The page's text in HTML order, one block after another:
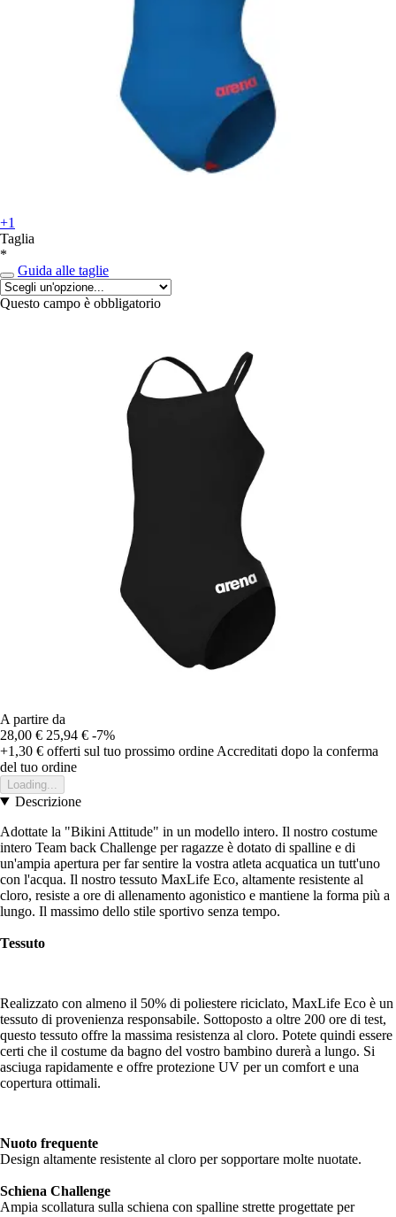
+1
Taglia
*
Guida alle taglie
Questo campo è obbligatorio
A partire da
28,00 € 25,94 € -7%
+1,30 € offerti sul tuo prossimo ordine Accreditati dopo la conferma
del tuo ordine
Loading...
Descrizione
Adottate la "Bikini Attitude" in un modello intero. Il nostro costume
intero Team back Challenge per ragazze è dotato di spalline e di
un'ampia apertura per far sentire la vostra atleta acquatica un tutt'uno
con l'acqua. Il nostro tessuto MaxLife Eco, altamente resistente al
cloro, resiste a ore di allenamento agonistico e mantiene la forma più a
lungo. Il massimo dello stile sportivo senza tempo.
Tessuto
Realizzato con almeno il 50% di poliestere riciclato, MaxLife Eco è un
tessuto di provenienza responsabile. Sottoposto a oltre 200 ore di test,
questo tessuto offre la massima resistenza al cloro. Potete quindi essere
certi che il costume da bagno del vostro bambino durerà a lungo. Si
asciuga rapidamente e offre protezione UV per un comfort e una
copertura ottimali.
Nuoto frequente
Design altamente resistente al cloro per sopportare molte nuotate.
Schiena Challenge
Ampia scollatura sulla schiena con spalline strette progettate per